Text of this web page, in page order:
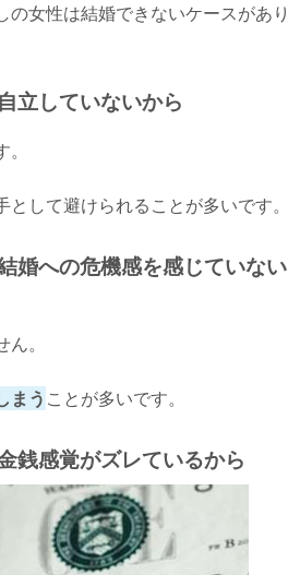
の女性は結婚できないケースがあり
立していないから
として避けられることが多いです。
婚への危機感を感じていない
。
まう ことが多いです。
銭感覚がズレているから